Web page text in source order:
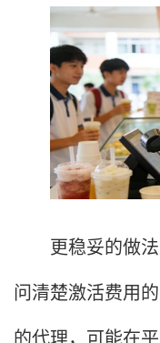
更稳妥的做法
问清楚激活费用
的代理，可能在